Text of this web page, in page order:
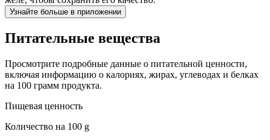
Узнайте больше в приложении
Питательные вещества
Просмотрите подробные данные о питательной ценности,
включая информацию о калориях, жирах, углеводах и белках
на 100 грамм продукта.
Пищевая ценность
Количество на 100 g